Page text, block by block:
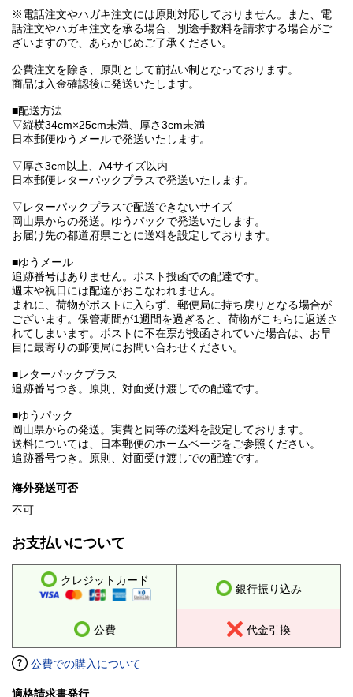
※電話注文やハガキ注文には原則対応しておりません。また、電
話注文やハガキ注文を承る場合、別途手数料を請求する場合がご
ざいますので、あらかじめご了承ください。
公費注文を除き、原則として前払い制となっております。
商品は入金確認後に発送いたします。
■配送方法
▽縦横34cm×25cm未満、厚さ3cm未満
日本郵便ゆうメールで発送いたします。
▽厚さ3cm以上、A4サイズ以内
日本郵便レターパックプラスで発送いたします。
▽レターパックプラスで配送できないサイズ
岡山県からの発送。ゆうパックで発送いたします。
お届け先の都道府県ごとに送料を設定しております。
■ゆうメール
追跡番号はありません。ポスト投函での配達です。
週末や祝日には配達がおこなわれません。
まれに、荷物がポストに入らず、郵便局に持ち戻りとなる場合が
ございます。保管期間が1週間を過ぎると、荷物がこちらに返送さ
れてしまいます。ポストに不在票が投函されていた場合は、お早
目に最寄りの郵便局にお問い合わせください。
■レターパックプラス
追跡番号つき。原則、対面受け渡しでの配達です。
■ゆうパック
岡山県からの発送。実費と同等の送料を設定しております。
送料については、日本郵便のホームページをご参照ください。
追跡番号つき。原則、対面受け渡しでの配達です。
海外発送可否
不可
お支払いについて
クレジットカード
銀行振り込み
公費 代金引換
公費での購入について
適格請求書発行